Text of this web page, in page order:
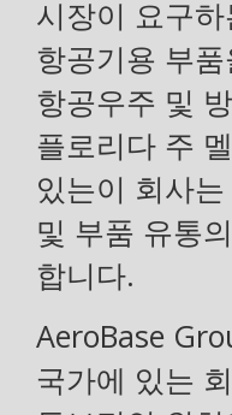
시장이 요구
항공기용 부
항공우주 및
플로리다 주
있는이 회사
및 부품 유통
합니다.
AeroBase
국가에 있는